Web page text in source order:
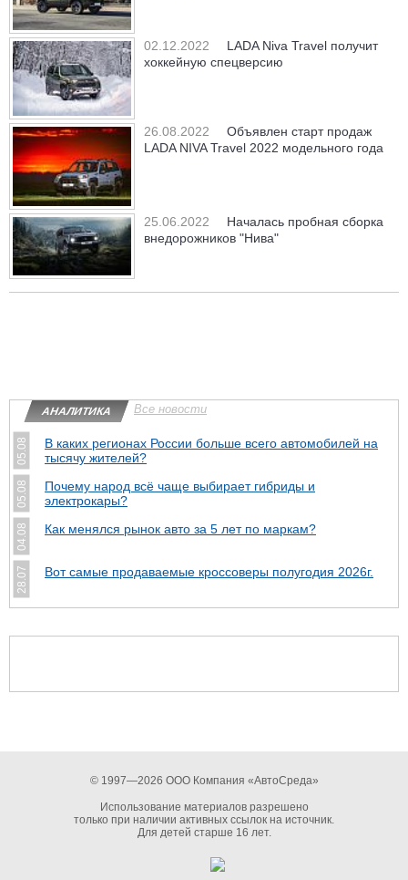
02.12.2022
LADA Niva Travel получит
хоккейную спецверсию
26.08.2022
Объявлен старт продаж
LADA NIVA Travel 2022 модельного года
25.06.2022
Началась пробная сборка
внедорожников "Нива"
АНАЛИТИКА Все новости
05.08
В каких регионах России больше всего автомобилей на
тысячу жителей?
05.08
Почему народ всё чаще выбирает гибриды и
электрокары?
04.08 Как менялся рынок авто за 5 лет по маркам?
28.07 Вот самые продаваемые кроссоверы полугодия 2026г.
© 1997—2026 ООО Компания «АвтоСреда»
Использование материалов разрешено
только при наличии активных ссылок на источник.
Для детей старше 16 лет.